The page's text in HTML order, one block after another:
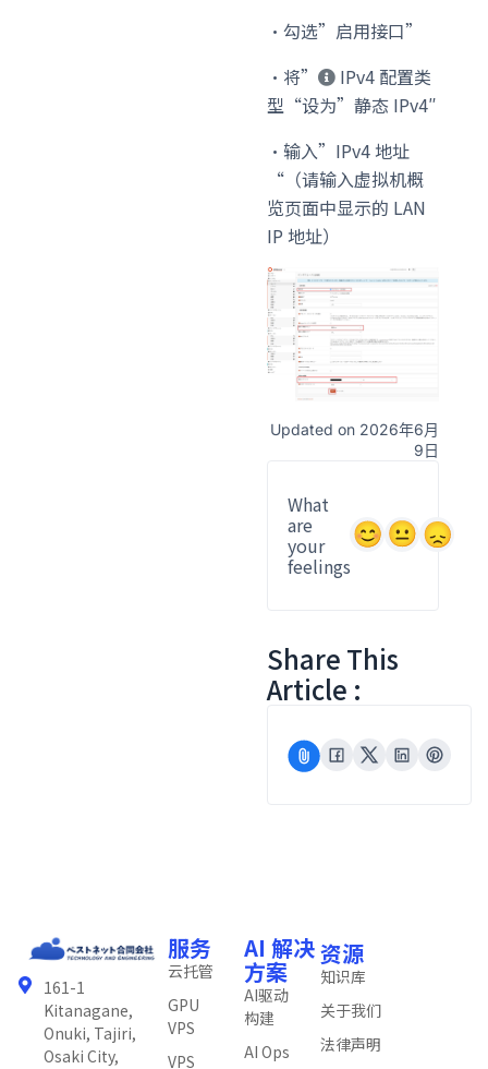
・勾选” 启用接口”
・将”
IPv4 配置类
型 “设为”静态 IPv4″
・输入” IPv4 地址
“（请输入虚拟机概
览页面中显示的 LAN
IP 地址）
Updated on 2026年6月
9日
What
are
your
feelings
Share This
Article :
161-1
Kitanagane,
Onuki, Tajiri,
Osaki City,
服务
云托管
GPU
VPS
VPS
AI 解决
方案
AI驱动
构建
AI Ops
资源
知识库
关于我们
法律声明